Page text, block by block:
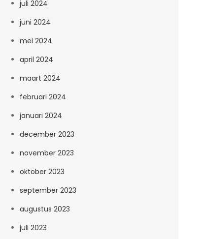
juli 2024
juni 2024
mei 2024
april 2024
maart 2024
februari 2024
januari 2024
december 2023
november 2023
oktober 2023
september 2023
augustus 2023
juli 2023